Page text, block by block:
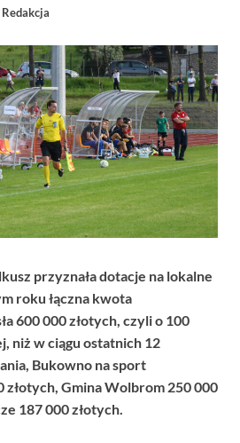
Redakcja
przyznała dotacje na lokalne
roku łączna kwota
600 000 złotych, czyli o 100
niż w ciągu ostatnich 12
Bukowno na sport
złotych, Gmina Wolbrom 250 000
187 000 złotych.